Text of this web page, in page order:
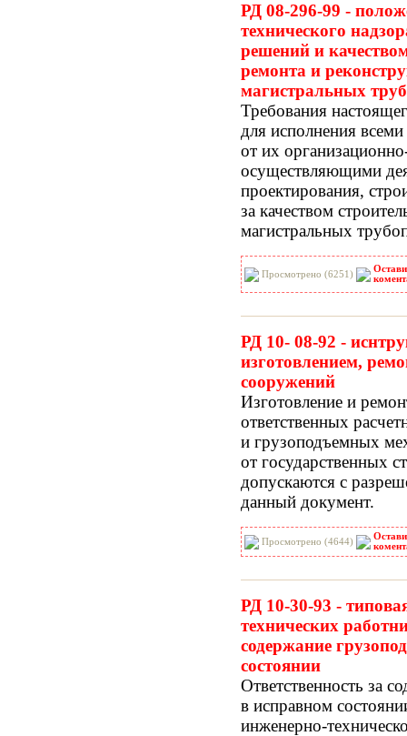
РД 08-296-99 -
технического
решений и
ремонта и
магистральных
Требования
для исполнения
от их
осуществляющими
проектирования,
за качеством
магистральных
Просмотрено (6251)
РД 10- 08-92 -
изготовлением,
сооружений
Изготовление и
ответственных
и грузоподъемных
от государственных
допускаются с
данный документ.
Просмотрено (4644)
РД 10-30-93 -
технических
содержание
состоянии
Ответственность за
в исправном
инженерно-